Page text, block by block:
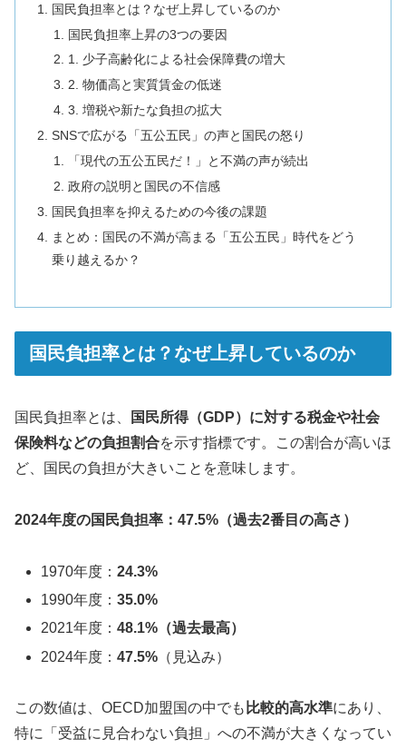
国民負担率とは？なぜ上昇しているのか
国民負担率上昇の3つの要因
1. 少子高齢化による社会保障費の増大
2. 物価高と実質賃金の低迷
3. 増税や新たな負担の拡大
SNSで広がる「五公五民」の声と国民の怒り
「現代の五公五民だ！」と不満の声が続出
政府の説明と国民の不信感
国民負担率を抑えるための今後の課題
まとめ：国民の不満が高まる「五公五民」時代をどう
乗り越えるか？
国民負担率とは？なぜ上昇しているのか
国民負担率とは、
国民所得（GDP）に対する税金や社会
保険料などの負担割合を示す指標です。この割合が高いほ
ど、国民の負担が大きいことを意味します。
2024年度の国民負担率：47.5%（過去2番目の高さ）
1970年度：24.3%
1990年度：35.0%
2021年度：48.1%（過去最高）
2024年度：47.5% （見込み）
この数値は、OECD加盟国の中でも 比較的高水準にあり、
特に「受益に見合わない負担」への不満が大きくなってい